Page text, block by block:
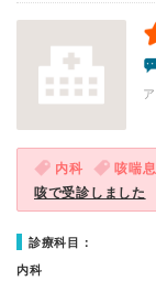
内科 咳喘息
咳で受診しました
診療科目：
内科